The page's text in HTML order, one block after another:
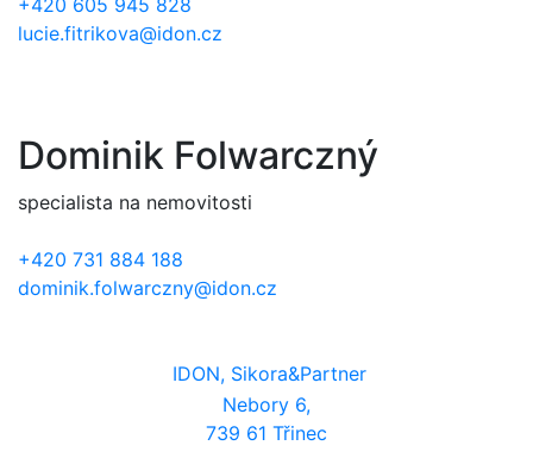
+420 605 945 828
lucie.fitrikova@idon.cz
Dominik Folwarczný
specialista na nemovitosti
+420 731 884 188
dominik.folwarczny@idon.cz
IDON, Sikora&Partner
Nebory 6,
739 61 Třinec